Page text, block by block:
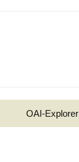
OAI-Explorer